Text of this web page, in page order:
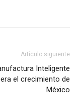
Artículo siguiente
Inteligente
el crecimiento de
México